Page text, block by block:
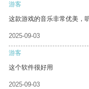
游客
这款游戏的音乐非常优美，
2025-09-03
游客
这个软件很好用
2025-09-03